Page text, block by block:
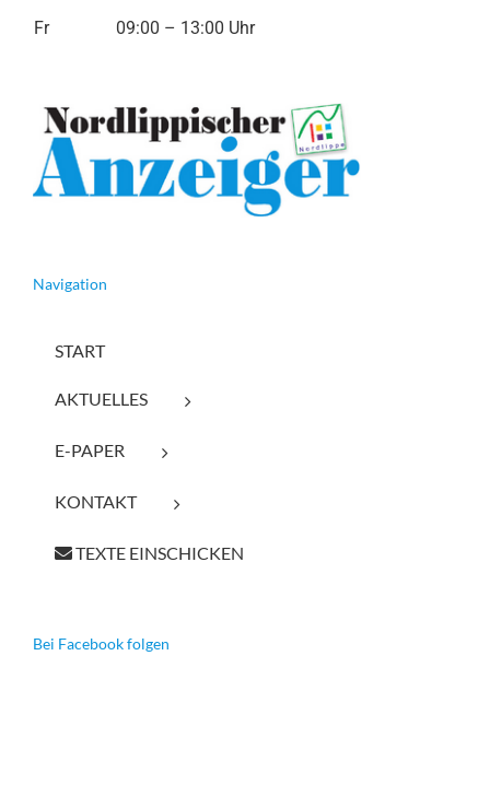
Fr
09:00 – 13:00 Uhr
Navigation
START
AKTUELLES
E-PAPER
KONTAKT
TEXTE EINSCHICKEN
Bei Facebook folgen